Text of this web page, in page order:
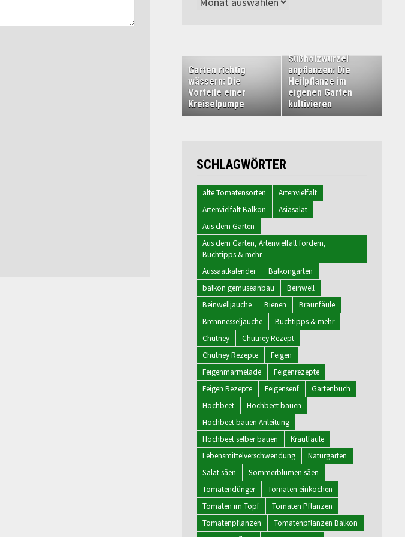
Garten richtig
wässern: Die
Vorteile einer
Kreiselpumpe
Süßholzwurzel
anpflanzen: Die
Heilpflanze im
eigenen Garten
kultivieren
SCHLAGWÖRTER
alte Tomatensorten
Artenvielfalt
Artenvielfalt Balkon
Asiasalat
Aus dem Garten
Aus dem Garten, Artenvielfalt fördern,
Buchtipps & mehr
Aussaatkalender
Balkongarten
balkon gemüseanbau
Beinwell
Beinwelljauche
Bienen
Braunfäule
Brennnesseljauche
Buchtipps & mehr
Chutney
Chutney Rezept
Chutney Rezepte
Feigen
Feigenmarmelade
Feigenrezepte
Feigen Rezepte
Feigensenf
Gartenbuch
Hochbeet
Hochbeet bauen
Hochbeet bauen Anleitung
Hochbeet selber bauen
Krautfäule
Lebensmittelverschwendung
Naturgarten
Salat säen
Sommerblumen säen
Tomatendünger
Tomaten einkochen
Tomaten im Topf
Tomaten Pflanzen
Tomatenpflanzen
Tomatenpflanzen Balkon